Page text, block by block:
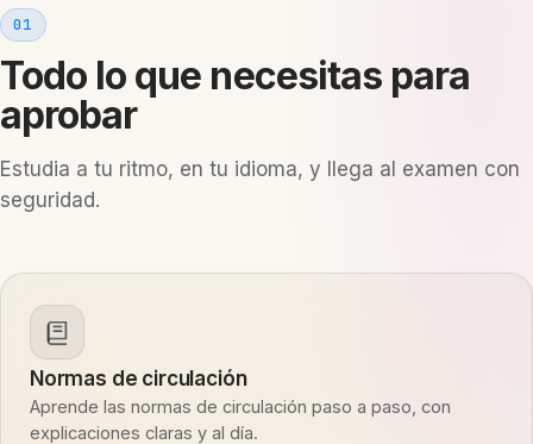
01
Todo lo que necesitas para
aprobar
Estudia a tu ritmo, en tu idioma, y llega al examen con
seguridad.
Normas de circulación
Aprende las normas de circulación paso a paso, con
explicaciones claras y al día.